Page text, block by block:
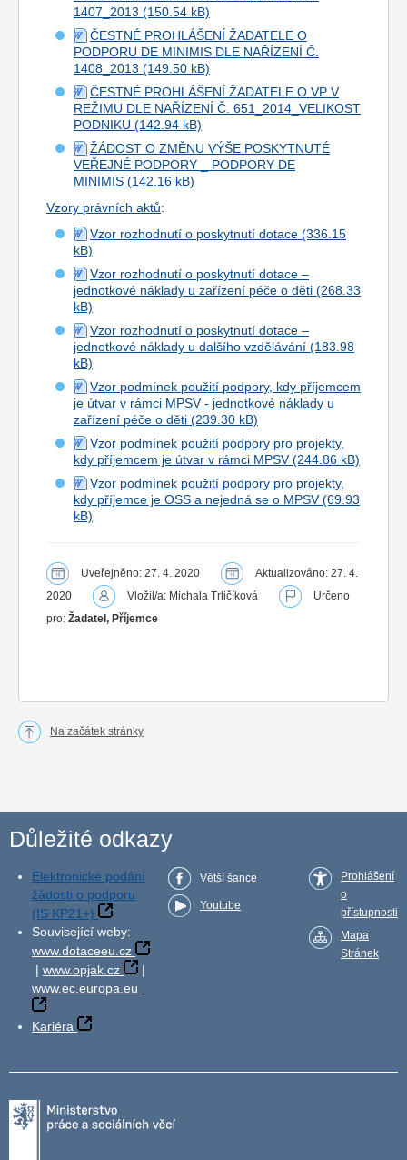
1407_2013
ČESTNÉ PROHLÁŠENÍ ŽADATELE O
PODPORU DE MINIMIS DLE NAŘÍZENÍ Č.
1408_2013
ČESTNÉ PROHLÁŠENÍ ŽADATELE O VP V
REŽIMU DLE NAŘÍZENÍ Č. 651_2014_VELIKOST
PODNIKU
ŽÁDOST O ZMĚNU VÝŠE POSKYTNUTÉ
VEŘEJNÉ PODPORY _ PODPORY DE
MINIMIS
Vzory právních aktů:
Vzor rozhodnutí o poskytnutí dotace
Vzor rozhodnutí o poskytnutí dotace –
jednotkové náklady u zařízení péče o děti
Vzor rozhodnutí o poskytnutí dotace –
jednotkové náklady u dalšího vzdělávání
Vzor podmínek použití podpory, kdy příjemcem
je útvar v rámci MPSV - jednotkové náklady u
zařízení péče o děti
Vzor podmínek použití podpory pro projekty,
kdy příjemcem je útvar v rámci MPSV
Vzor podmínek použití podpory pro projekty,
kdy příjemce je OSS a nejedná se o MPSV
Uveřejněno: 27. 4. 2020
Aktualizováno: 27. 4.
2020
Vložil/a: Michala Trličíková
Určeno
pro: Žadatel, Příjemce
Na začátek stránky
Důležité odkazy
Elektronické podání
žádosti o podporu
(IS KP21+)
Související weby:
www.dotaceeu.cz
| www.opjak.cz
|
www.ec.europa.eu
Kariéra
Větší šance
Youtube
Prohlášení
o
přístupnosti
Mapa
Stránek